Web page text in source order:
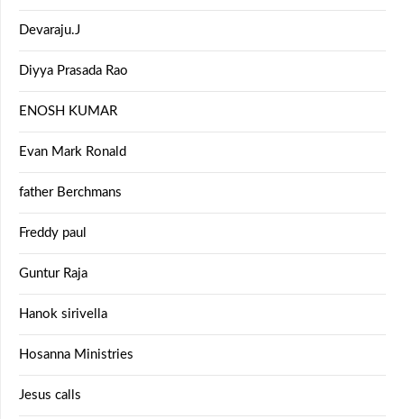
Devaraju.J
Diyya Prasada Rao
ENOSH KUMAR
Evan Mark Ronald
father Berchmans
Freddy paul
Guntur Raja
Hanok sirivella
Hosanna Ministries
Jesus calls